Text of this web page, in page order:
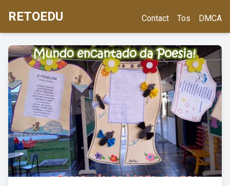
RETOEDU Contact Tos DMCA